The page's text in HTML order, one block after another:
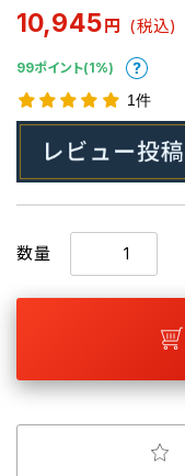
10,945 円 (税込)
99ポイント(1%)
1件
数量